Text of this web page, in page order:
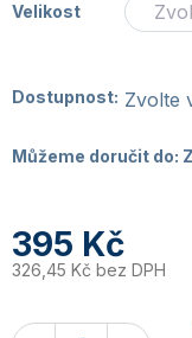
Velikost
Dostupnost: Zvolte
Můžeme doručit do:
395 Kč
326,45 Kč bez DPH